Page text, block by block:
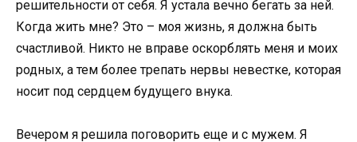
решительности от себя. Я устала вечно бегать за ней.
Когда жить мне? Это – моя жизнь, я должна быть
счастливой. Никто не вправе оскорблять меня и моих
родных, а тем более трепать нервы невестке, которая
носит под сердцем будущего внука.
Вечером я решила поговорить еще и с мужем. Я